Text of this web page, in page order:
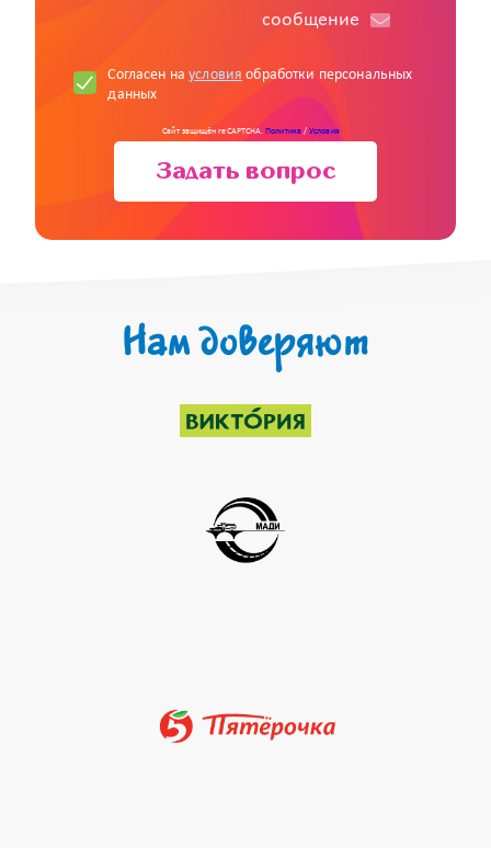
cообщение
Согласен наусловия обработки персональных
данных
Сайт защищён reCAPTCHA.Политика/Условия
Задать вопрос
Нам доверяют